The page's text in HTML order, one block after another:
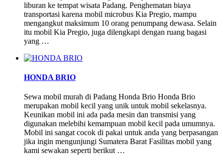
liburan ke tempat wisata Padang. Penghematan biaya
transportasi karena mobil microbus Kia Pregio, mampu
mengangkut maksimum 10 orang penumpang dewasa. Selain
itu mobil Kia Pregio, juga dilengkapi dengan ruang bagasi
yang …
HONDA BRIO
Sewa mobil murah di Padang Honda Brio Honda Brio
merupakan mobil kecil yang unik untuk mobil sekelasnya.
Keunikan mobil ini ada pada mesin dan transmisi yang
digunakan melebihi kemampuan mobil kecil pada umumnya.
Mobil ini sangat cocok di pakai untuk anda yang berpasangan
jika ingin mengunjungi Sumatera Barat Fasilitas mobil yang
kami sewakan seperti berikut …